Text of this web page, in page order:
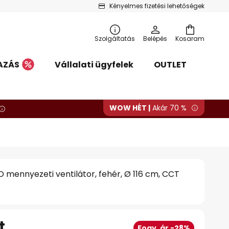
Kényelmes fizetési lehetőségek
Kosaram
Szolgáltatás Belépés
Vállalati ügyfelek OUTLET
WOW HÉT | Akár 70 %
mennyezeti ventilátor, fehér, Ø 116 cm, CCT